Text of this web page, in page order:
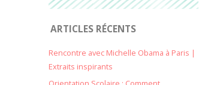
ARTICLES RÉCENTS
Rencontre avec Michelle Obama à Paris |
Extraits inspirants